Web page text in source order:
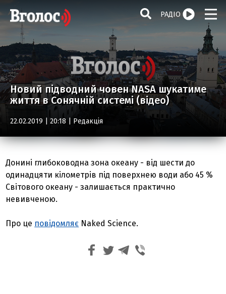
РАДІО
Новий підводний човен NASA шукатиме
життя в Сонячній системі (відео)
22.02.2019 | 20:18 | Редакція
Донині глибоководна зона океану - від шести до
одинадцяти кілометрів під поверхнею води або 45 %
Світового океану - залишається практично
невивченою.
Про це повідомляє Naked Science.